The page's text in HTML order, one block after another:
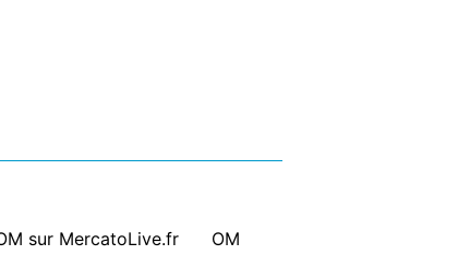
sur MercatoLive.fr
OM